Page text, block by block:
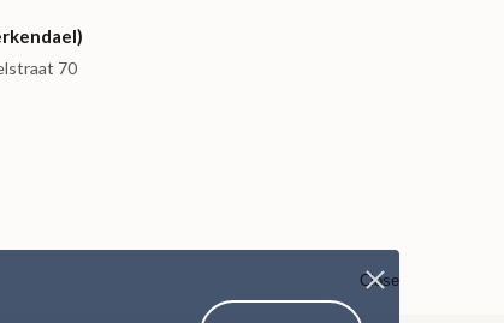
70
Close